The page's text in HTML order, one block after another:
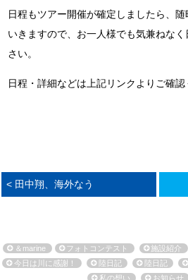
日程もツアー開催が確定しましたら、
いきますので、お一人様でも気兼ねな
さい。
日程・詳細などは上記リンクよりご確認
< 田中翔、海外なう
＆marine フォトコンテスト 施設紹介
今日は川に感謝！
陸日記 陸日記
私の想い
お知らせ